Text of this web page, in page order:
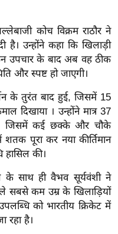
कोच विक्रम राठौर ने
है। उन्होंने कहा कि खिलाड़ी
उपचार के बाद अब वह ठीक
और स्पष्ट हो जाएगी।
के तुरंत बाद हुई, जिसमें 15
दिखाया । उन्होंने मात्र 37
जिसमें कई छक्के और चौके
पूरा कर नया कीर्तिमान
की।
के साथ ही वैभव सूर्यवंशी ने
सबसे कम उम्र के खिलाड़ियों
को भारतीय क्रिकेट में
रहा है।